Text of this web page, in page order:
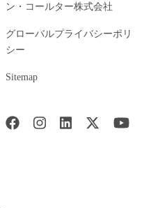
ン・コールター株式会社
グローバルプライバシーポリ
シー
Sitemap